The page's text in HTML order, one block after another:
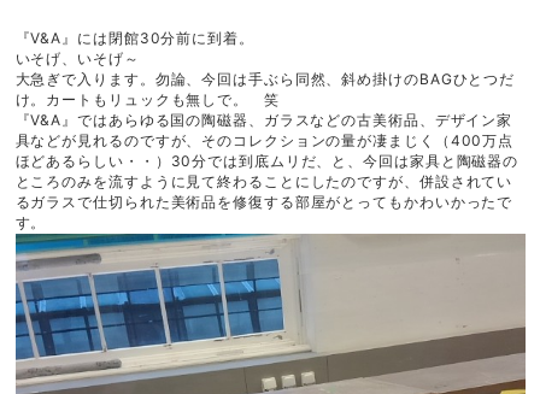
『V&A』には閉館30分前に到着。
いそげ、いそげ～
大急ぎで入ります。勿論、今回は手ぶら同然、斜め掛けのBAGひとつだ
け。カートもリュックも無しで。 笑
『V&A』ではあらゆる国の陶磁器、ガラスなどの古美術品、デザイン家
具などが見れるのですが、そのコレクションの量が凄まじく（400万点
ほどあるらしい・・）30分では到底ムリだ、と、今回は家具と陶磁器の
ところのみを流すように見て終わることにしたのですが、併設されてい
るガラスで仕切られた美術品を修復する部屋がとってもかわいかったで
す。